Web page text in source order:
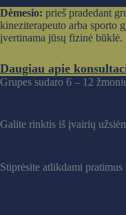
Dėmesio: prieš pradedant
kineziterapeuto arba sporto
įvertinama jūsų fizinė būklė.
Daugiau apie
Grupes sudaro 6 – 12
Galite rinktis iš įvairių
Stiprėsite atlikdami